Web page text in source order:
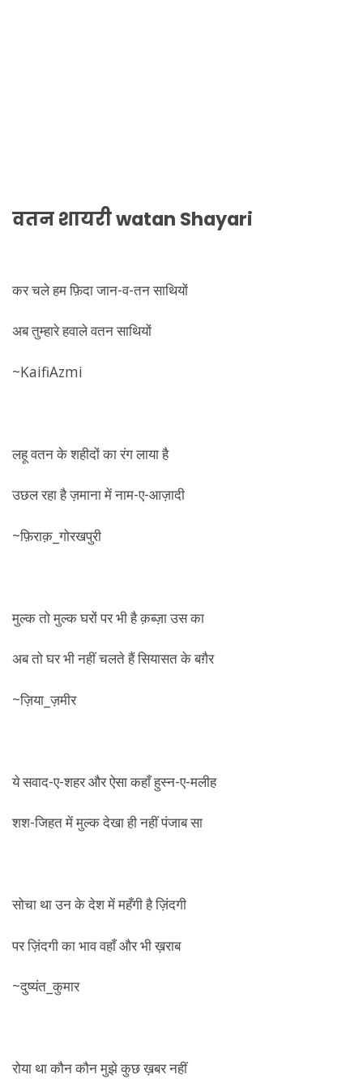
वतन शायरीwatan Shayari
कर चले हम फ़िदा जान-व-तन साथियों
अब तुम्हारे हवाले वतन साथियों
~KaifiAzmi
लहू वतन के शहीदों का रंग लाया है
उछल रहा है ज़माना में नाम-ए-आज़ादी
~फ़िराक़_गोरखपुरी
मुल्क तो मुल्क घरों पर भी है क़ब्ज़ा उस का
अब तो घर भी नहीं चलते हैं सियासत के बग़ैर
~ज़िया_ज़मीर
ये सवाद-ए-शहर और ऐसा कहाँ हुस्न-ए-मलीह
शश-जिहत में मुल्क देखा ही नहीं पंजाब सा
सोचा था उन के देश में महँगी है ज़िंदगी
पर ज़िंदगी का भाव वहाँ और भी ख़राब
~दुष्यंत_कुमार
रोया था कौन कौन मुझे कुछ ख़बर नहीं